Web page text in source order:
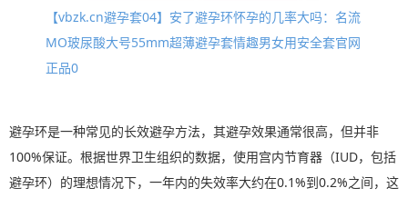
【vbzk.cn避孕套04】安了避孕环怀孕的几率大吗：名流
MO玻尿酸大号55mm超薄避孕套情趣男女用安全套官网
正品0
避孕环是一种常见的长效避孕方法，其避孕效果通常很高，但并非
100%保证。根据世界卫生组织的数据，使用宫内节育器（IUD，包括
避孕环）的理想情况下，一年内的失效率大约在0.1%到0.2%之间，这